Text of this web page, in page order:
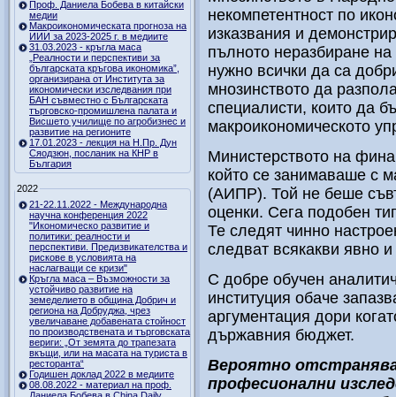
Проф. Даниела Бобева в китайски
медии
Макроикономическата прогноза на
ИИИ за 2023-2025 г. в медиите
31.03.2023 - кръгла маса
„Реалности и перспективи за
българската кръгова икономика”,
организирана от Института за
икономически изследвания при
БАН съвместно с Българската
търговско-промишлена палата и
Висшето училище по агробизнес и
развитие на регионите
17.01.2023 - лекция на Н.Пр. Дун
Сяодзюн, посланик на КНР в
България
2022
21-22.11.2022 - Международна
научна конференция 2022
"Икономическо развитие и
политики: реалности и
перспективи. Предизвикателства и
рискове в условията на
наслагващи се кризи"
Кръгла маса – Възможности за
устойчиво развитие на
земеделието в община Добрич и
региона на Добруджа, чрез
увеличаване добавената стойност
по производствената и търговската
вериги: „От земята до трапезата
вкъщи, или на масата на туриста в
ресторанта“
Годишен доклад 2022 в медиите
08.08.2022 - материал на проф.
Даниела Бобева в China Daily
некомпетентност по
изказвания и
пълното неразбиране
нужно всички да са
мнозинството да
специалисти, които да
макроикономическото
Министерството на
който се занимаваше с
(АИПР). Той не беше
оценки. Сега подобен
Те следят чинно
следват всякакви явно
С добре обучен
институция обаче
аргументация дори
държавния бюджет.
Вероятно
професионални